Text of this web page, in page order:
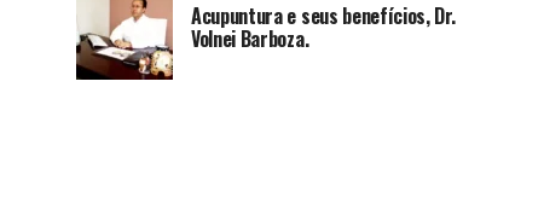
Acupuntura e seus benefícios, Dr.
Volnei Barboza.